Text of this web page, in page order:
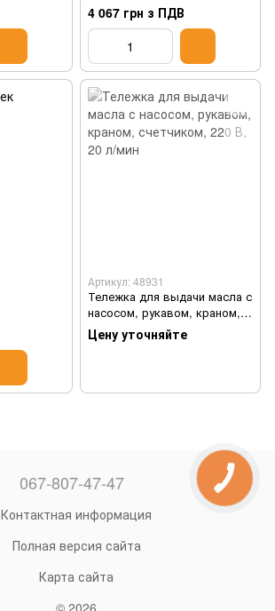
4 067 грн з ПДВ
Артикул: 48931
Тележка для выдачи масла с
насосом, рукавом, краном,
счетчиком, 220 В, 20 л/мин
Цену уточняйте
067-807-47-47
Контактная информация
Полная версия сайта
Карта сайта
© 2026